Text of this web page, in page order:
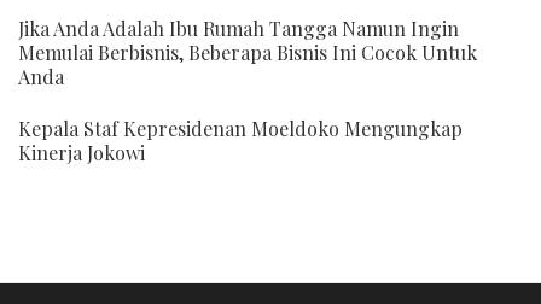
Jika Anda Adalah Ibu Rumah Tangga Namun Ingin
Memulai Berbisnis, Beberapa Bisnis Ini Cocok Untuk
Anda
Kepala Staf Kepresidenan Moeldoko Mengungkap
Kinerja Jokowi